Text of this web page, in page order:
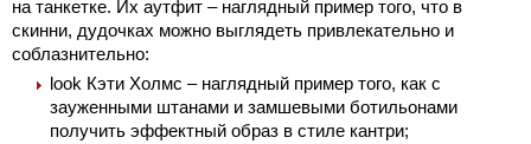
на танкетке. Их аутфит – наглядный пример того, что в
скинни, дудочках можно выглядеть привлекательно и
соблазнительно:
look Кэти Холмс – наглядный пример того, как с
зауженными штанами и замшевыми ботильонами
получить эффектный образ в стиле кантри;